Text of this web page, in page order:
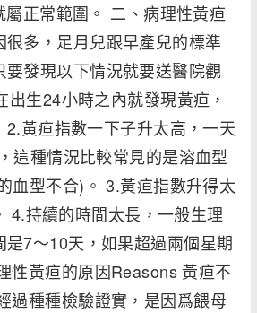
正常範圍。 二、病理性黃疸
多，足月兒跟早產兒的標準
要發現以下情況就要送醫院觀
出生24小時之內就發現黃疸，
2.黃疸指數一下子升太高，一天
這種情況比較常見的是溶血型
血型不合)。 3.黃疸指數升得太
4.持續的時間太長，一般生理
是7～10天，如果超過兩個星期
性黃疸的原因Reasons 黃疸不
過種種檢驗證實，是因爲餵母